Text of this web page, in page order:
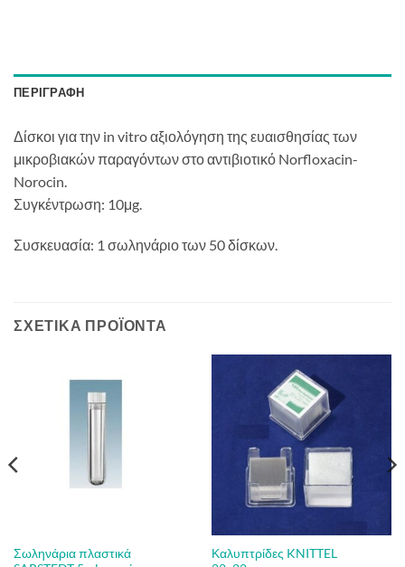
ΠΕΡΙΓΡΑΦΉ
Δίσκοι για την in vitro αξιολόγηση της ευαισθησίας των
μικροβιακών παραγόντων στο αντιβιοτικό Norfloxacin-
Norocin.
Συγκέντρωση: 10μg.
Συσκευασία: 1 σωληνάριο των 50 δίσκων.
ΣΧΕΤΙΚΆ ΠΡΟΪΌΝΤΑ
Σωληνάρια πλαστικά
Καλυπτρίδες KNITTEL